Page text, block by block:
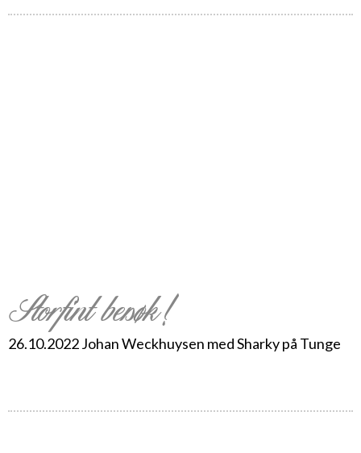
Storfint besøk!
26.10.2022 Johan Weckhuysen med Sharky på Tunge